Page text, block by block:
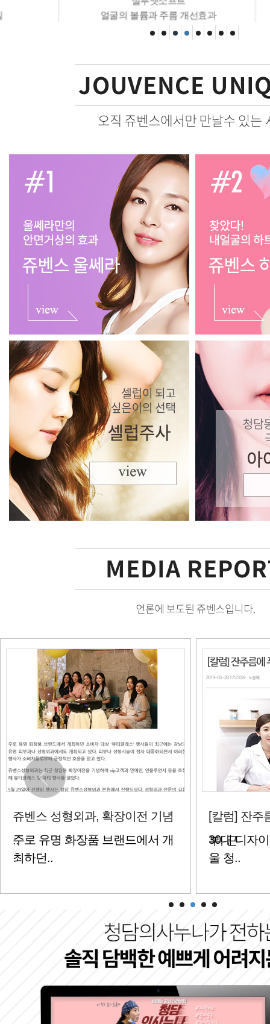
얼굴의 볼륨과 주름 개선효과
[칼럼] 잔주름에 푸석푸석한 피
부, 근
30대 디자이너 안재영씨(가명, 서
울 청..
[칼럼] 다양
하..
100세 시대
강하게..